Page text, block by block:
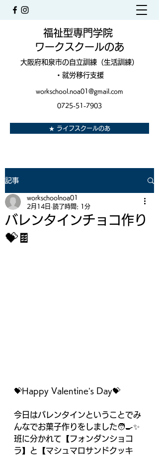
福祉型専門学院
ワークスクールのあ
大阪府和泉市の自立訓練（生活訓練）
・就労移行支援
workschool.noa01@gmail.com
0725-51-7903
★ ライフスクールのあ
記事
バレンタインチョコ作り
💝🍫
workschoolnoa01
2月14日 読了時間: 1分
💝Happy Valentine’s Day💝
今日はバレンタインということでみ
んなでお菓子作りをしました🧑‍🍳✨
班に分かれて【フォンダンショコ
ラ】と【マシュマロサンドクッキ